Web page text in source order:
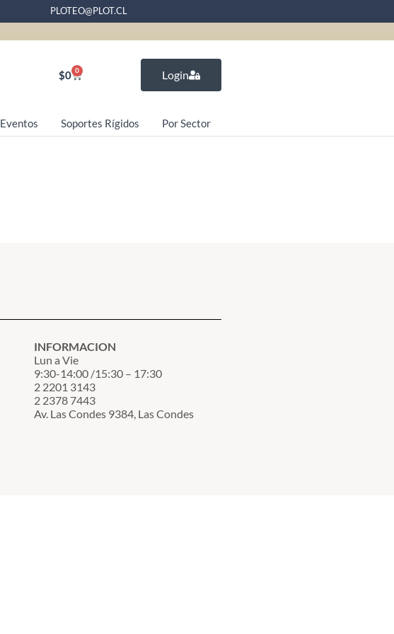
PLOTEO@PLOT.CL
$0 0 Login
Eventos Soportes Rígidos Por Sector
INFORMACION
Lun a Vie
9:30-14:00 /15:30 – 17:30
2 2201 3143
2 2378 7443
Av. Las Condes 9384, Las Condes